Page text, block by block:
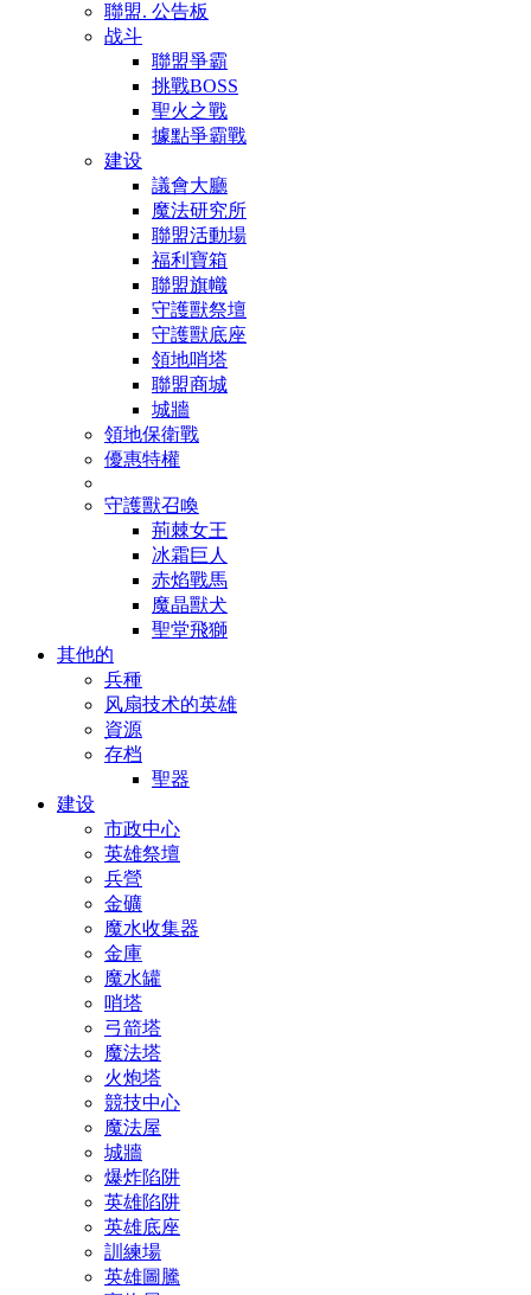
聯盟. 公告板
战斗
聯盟爭霸
挑戰BOSS
聖火之戰
據點爭霸戰
建设
議會大廳
魔法研究所
聯盟活動場
福利寶箱
聯盟旗幟
守護獸祭壇
守護獸底座
領地哨塔
聯盟商城
城牆
領地保衛戰
優惠特權
守護獸召喚
荊棘女王
冰霜巨人
赤焰戰馬
魔晶獸犬
聖堂飛獅
其他的
兵種
风扇技术的英雄
資源
存档
聖器
建设
市政中心
英雄祭壇
兵營
金礦
魔水收集器
金庫
魔水罐
哨塔
弓箭塔
魔法塔
火炮塔
競技中心
魔法屋
城牆
爆炸陷阱
英雄陷阱
英雄底座
訓練場
英雄圖騰